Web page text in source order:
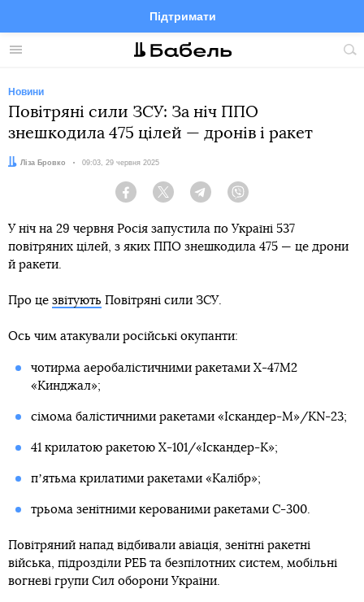
Меню
Підтримати
FacebookTelegramTwitter
Новини
Повітряні сили ЗСУ: За ніч ППО
знешкодила 475 цілей — дронів і ракет
Автор:
Ліза Бровко Дата:
09:03, 29 червня 2025
Facebook Twitter Telegram
У ніч на 29 червня Росія запустила по Україні 537
повітряних цілей, з яких ППО знешкодила 475 — це дрони
й ракети.
Про це звітують Повітряні сили ЗСУ.
Ось чим атакували російські окупанти:
чотирма аеробалістичними ракетами Х-47М2
«Кинджал»;
сімома балістичними ракетами «Іскандер-М»/KN-23;
41 крилатою ракетою Х-101/«Іскандер-К»;
пʼятьма крилатими ракетами «Калібр»;
трьома зенітними керованими ракетами С-300.
Повітряний напад відбивали авіація, зенітні ракетні
війська, підрозділи РЕБ та безпілотних систем, мобільні
вогневі групи Сил оборони України.